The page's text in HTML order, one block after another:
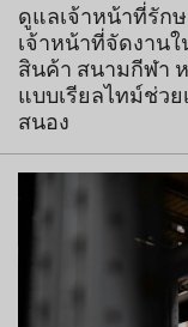
ดูแลเจ้าหน้าที่รัก
เจ้าหน้าที่จัดงาน
สินค้า สนามกีฬา
แบบเรียลไทม์ช่ว
สนอง